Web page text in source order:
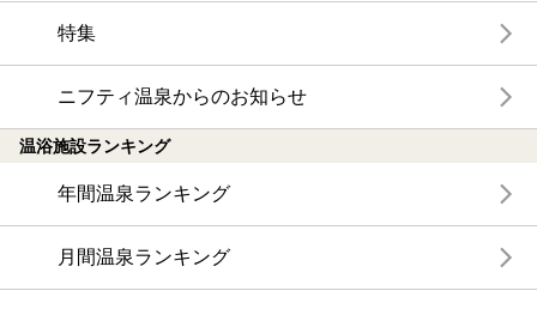
特集
ニフティ温泉からのお知らせ
温浴施設ランキング
年間温泉ランキング
月間温泉ランキング